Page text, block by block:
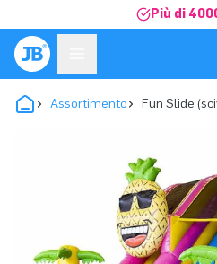
Più di
Assortimento Fun Slide